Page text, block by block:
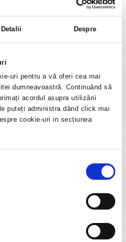
Detalii Despre
uri pentru a vă oferi cea mai
dumneavoastră. Continuând să
acordul asupra utilizării
puteți administra dând click mai
cookie-uri in secțiunea
naționale și